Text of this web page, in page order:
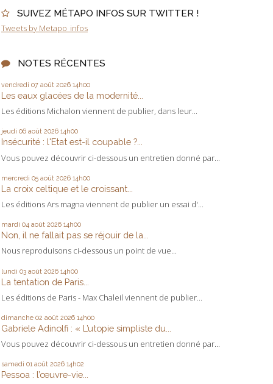
SUIVEZ MÉTAPO INFOS SUR TWITTER !
Tweets by Metapo_infos
NOTES RÉCENTES
vendredi 07 août 2026 14h00
Les eaux glacées de la modernité...
Les éditions Michalon viennent de publier, dans leur...
jeudi 06 août 2026 14h00
Insécurité : l'Etat est-il coupable ?...
Vous pouvez découvrir ci-dessous un entretien donné par...
mercredi 05 août 2026 14h00
La croix celtique et le croissant...
Les éditions Ars magna viennent de publier un essai d'...
mardi 04 août 2026 14h00
Non, il ne fallait pas se réjouir de la...
Nous reproduisons ci-dessous un point de vue...
lundi 03 août 2026 14h00
La tentation de Paris...
Les éditions de Paris - Max Chaleil viennent de publier...
dimanche 02 août 2026 14h00
Gabriele Adinolfi : « L’utopie simpliste du...
Vous pouvez découvrir ci-dessous un entretien donné par...
samedi 01 août 2026 14h02
Pessoa : l’œuvre-vie...